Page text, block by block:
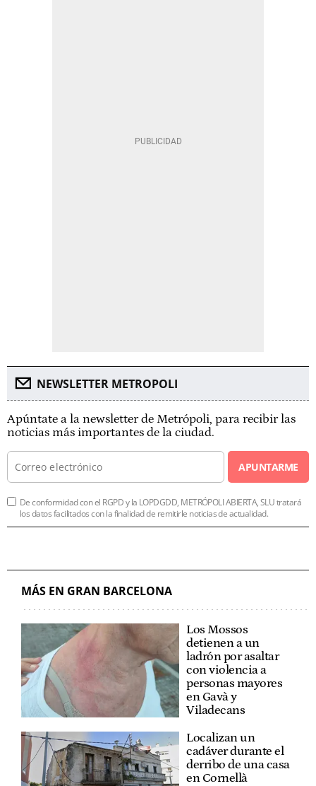
NEWSLETTER METROPOLI
Apúntate a la newsletter de Metrópoli, para recibir las
noticias más importantes de la ciudad.
APUNTARME
De conformidad con el RGPD y la LOPDGDD, METRÓPOLI ABIERTA, SLU tratará
los datos facilitados con la finalidad de remitirle noticias de actualidad.
MÁS EN GRAN BARCELONA
Los Mossos
detienen a un
ladrón por asaltar
con violencia a
personas mayores
en Gavà y
Viladecans
Localizan un
cadáver durante el
derribo de una casa
en Cornellà